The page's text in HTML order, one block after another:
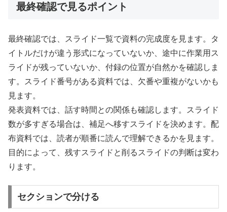
最終確認で見るポイント
最終確認では、スライド一覧で資料の完成度を見ます。タ
イトルだけが違う形式になっていないか、途中に作業用ス
ライドが残っていないか、付録の位置が自然かを確認しま
す。スライド番号がある資料では、欠番や重複がないかも
見ます。
発表資料では、話す時間との関係も確認します。スライド
数が多すぎる場合は、補足へ移すスライドを決めます。配
布資料では、読者が順番に読んで理解できるかを見ます。
目的によって、残すスライドと削るスライドの判断は変わ
ります。
セクションで分ける